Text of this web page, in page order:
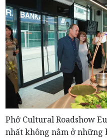
Phở Cultural Roadshow
nhất không nằm ở những